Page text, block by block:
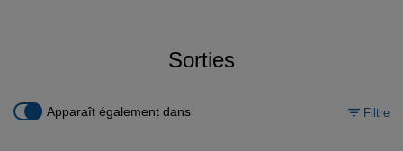
Sorties
Apparaît également dans Filtre